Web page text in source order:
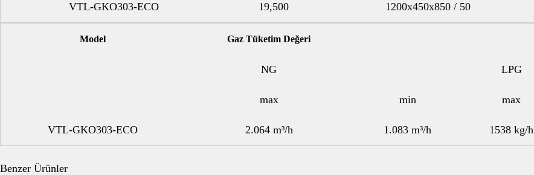
VTL-GKO303-ECO 19,500 1200x450x850 / 50
Model Gaz Tüketim Değeri
NG LPG
max min max
VTL-GKO303-ECO 2.064 m³/h 1.083 m³/h 1538 kg/h
Benzer Ürünler